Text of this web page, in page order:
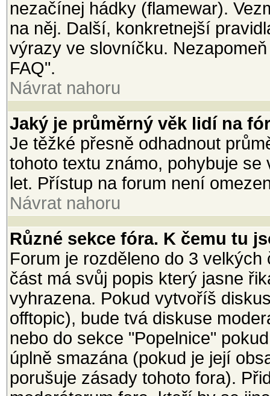
nezačínej hádky (flamewar).
na něj. Další, konkretnejší
výrazy ve slovníčku.
FAQ".
Návrat nahoru
Jaký je průměrný věk lidí na
Je těžké přesně odhadnout
tohoto textu známo, pohybuje
let. Přístup na forum není
Návrat nahoru
Různé sekce fóra. K čemu tu
Forum je rozděleno do 3
část má svůj popis který jasne
vyhrazena. Pokud vytvoříš
offtopic), bude tvá diskuse
nebo do sekce "Popelnice"
úplně smazána (pokud je její
porušuje zásady tohoto fora).